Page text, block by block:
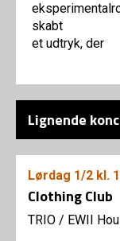
skabt
et udtryk, der
Lignende
Lørdag 1/2 kl.
Clothing Club
TRIO / EWII